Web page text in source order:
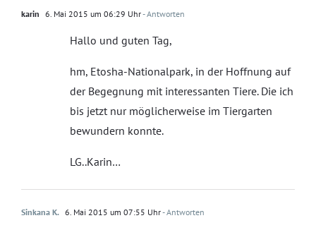
karin 6. Mai 2015 um 06:29 Uhr- Antworten
Hallo und guten Tag,
hm, Etosha-Nationalpark, in der Hoffnung auf
der Begegnung mit interessanten Tiere. Die ich
bis jetzt nur möglicherweise im Tiergarten
bewundern konnte.
LG..Karin…
Sinkana K. 6. Mai 2015 um 07:55 Uhr- Antworten